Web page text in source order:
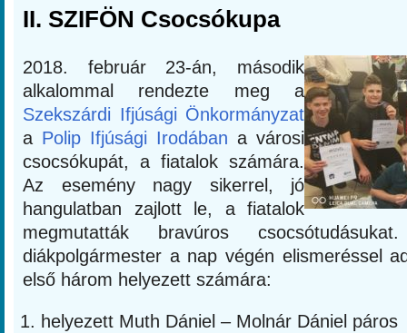
II. SZIFÖN Csocsókupa
2018. február 23-án, második
alkalommal rendezte meg a
Szekszárdi Ifjúsági Önkormányzat
a Polip Ifjúsági Irodában a városi
csocsókupát, a fiatalok számára.
Az esemény nagy sikerrel, jó
hangulatban zajlott le, a fiatalok
megmutatták bravúros
diákpolgármester a nap végén elismeréssel
első három helyezett számára:
helyezett Muth Dániel – Molnár Dániel páros